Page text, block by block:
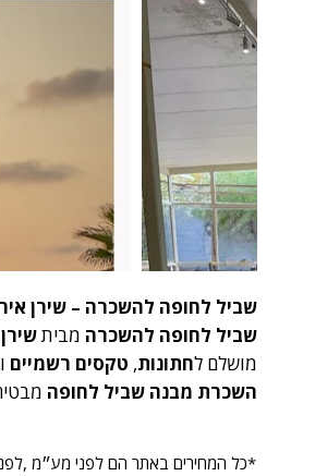
שביל לחופה להשכרה – שירן
שביל לחופה להשכרה מבית
מושלם לחתונות, טקסים רשמיים ו
השכרת מבנה שביל לחופה
*כל המחירים באתר הם לפני מע״מ ,לפני